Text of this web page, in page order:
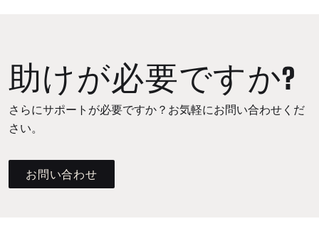
助けが必要ですか?
さらにサポートが必要ですか？お気軽にお問い合わせくだ
さい。
お問い合わせ